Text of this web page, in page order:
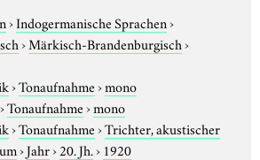
›Indogermanische Sprachen›
›Märkisch-Brandenburgisch›
›Tonaufnahme›mono
Tonaufnahme›mono
›Tonaufnahme›Trichter, akustischer
›Jahr›20. Jh.› 1920